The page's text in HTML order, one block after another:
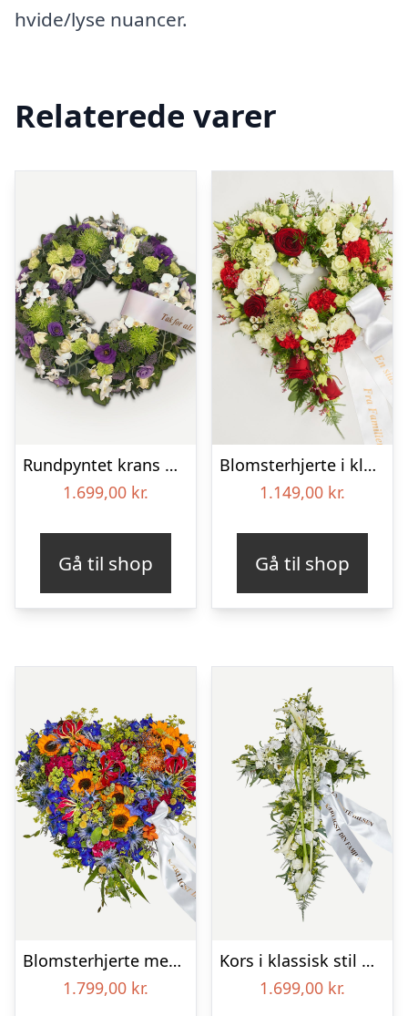
hvide/lyse nuancer.
Relaterede varer
Rundpyntet krans med orkideer og bånd
1.699,00 kr.
Gå til shop
Blomsterhjerte i klassisk stil med bånd
1.149,00 kr.
Gå til shop
Blomsterhjerte med bånd – Et farverigt farvel
1.799,00 kr.
Kors i klassisk stil med bånd – creme
1.699,00 kr.